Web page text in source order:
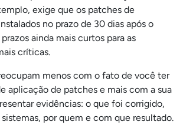
exige que os patches de
no prazo de 30 dias após o
ainda mais curtos para as
críticas.
menos com o fato de você ter
aplicação de patches e mais com a sua
evidências: o que foi corrigido,
por quem e com que resultado.